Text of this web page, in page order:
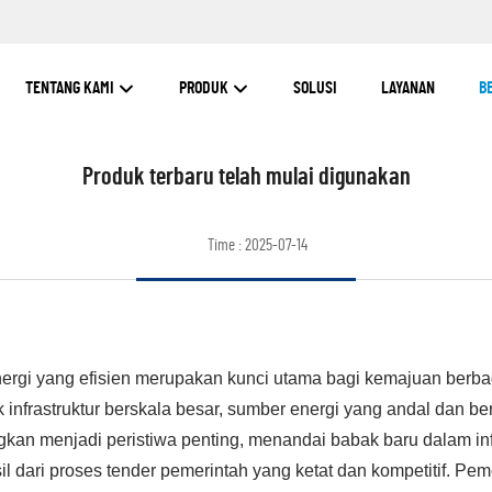
TENTANG KAMI PRODUK SOLUSI LAYANAN
Produk terbaru telah mulai digunakan
Time : 2025-07-14
yang efisien merupakan kunci utama bagi kemajuan
berskala besar, sumber energi yang andal dan
menjadi peristiwa penting, menandai babak baru dalam
proses tender pemerintah yang ketat dan kompetitif.